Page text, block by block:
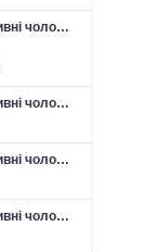
Штани спортивні чоловічі літні FABREGAS 26-F1315P 43 темно-сірі
Штани спортивні чоловічі FABREGAS 26-F1319P темно-сірі
Штани спортивні чоловічі FABREGAS 26-F1319P чорні
Штани спортивні чоловічі FABREGAS 26-F1302P темно-сірі